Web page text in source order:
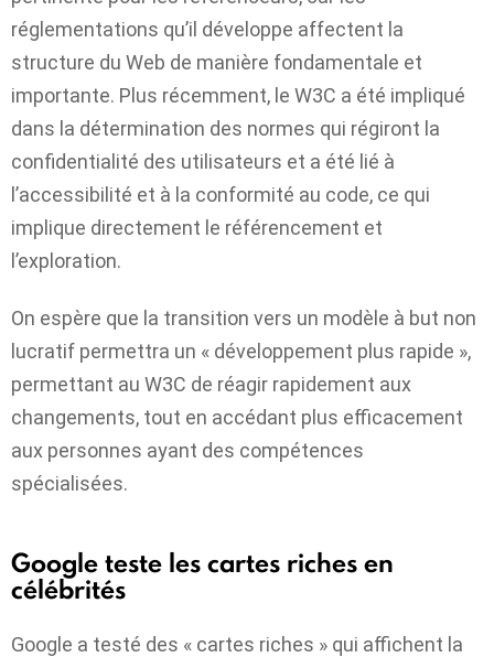
réglementations qu’il développe affectent la
structure du Web de manière fondamentale et
importante. Plus récemment, le W3C a été impliqué
dans la détermination des normes qui régiront la
confidentialité des utilisateurs et a été lié à
l’accessibilité et à la conformité au code, ce qui
implique directement le référencement et
l’exploration.
On espère que la transition vers un modèle à but non
lucratif permettra un « développement plus rapide »,
permettant au W3C de réagir rapidement aux
changements, tout en accédant plus efficacement
aux personnes ayant des compétences
spécialisées.
Google teste les cartes riches en
célébrités
Google a testé des « cartes riches » qui affichent la